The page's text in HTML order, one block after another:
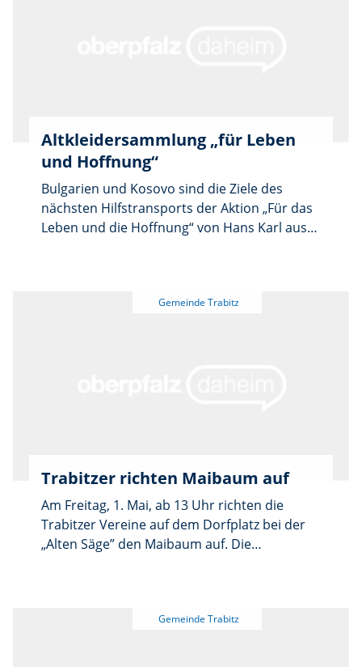
Altkleidersammlung „für Leben
und Hoffnung“
Bulgarien und Kosovo sind die Ziele des
nächsten Hilfstransports der Aktion „Für das
Leben und die Hoffnung“ von Hans Karl aus
Gemeinde Trabitz
Trabitzer richten Maibaum auf
Am Freitag, 1. Mai, ab 13 Uhr richten die
Trabitzer Vereine auf dem Dorfplatz bei der
„Alten Säge” den Maibaum auf. Die
Fest mit Tänzen und Liedern, fürs leibliche
Gemeinde Trabitz